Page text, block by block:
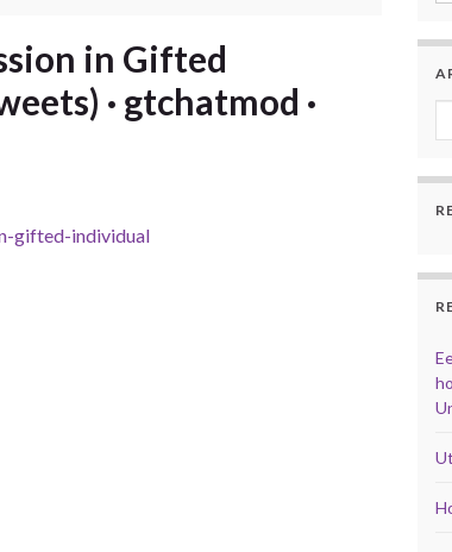
in Gifted
· gtchatmod ·
gifted-individual